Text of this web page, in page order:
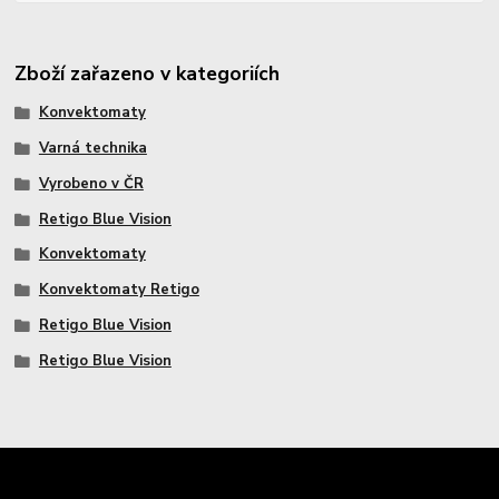
Zboží zařazeno v kategoriích
Konvektomaty
Varná technika
Vyrobeno v ČR
Retigo Blue Vision
Konvektomaty
Konvektomaty Retigo
Retigo Blue Vision
Retigo Blue Vision